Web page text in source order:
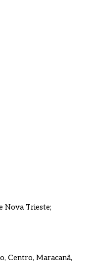
Nova Trieste;
Centro, Maracanã,